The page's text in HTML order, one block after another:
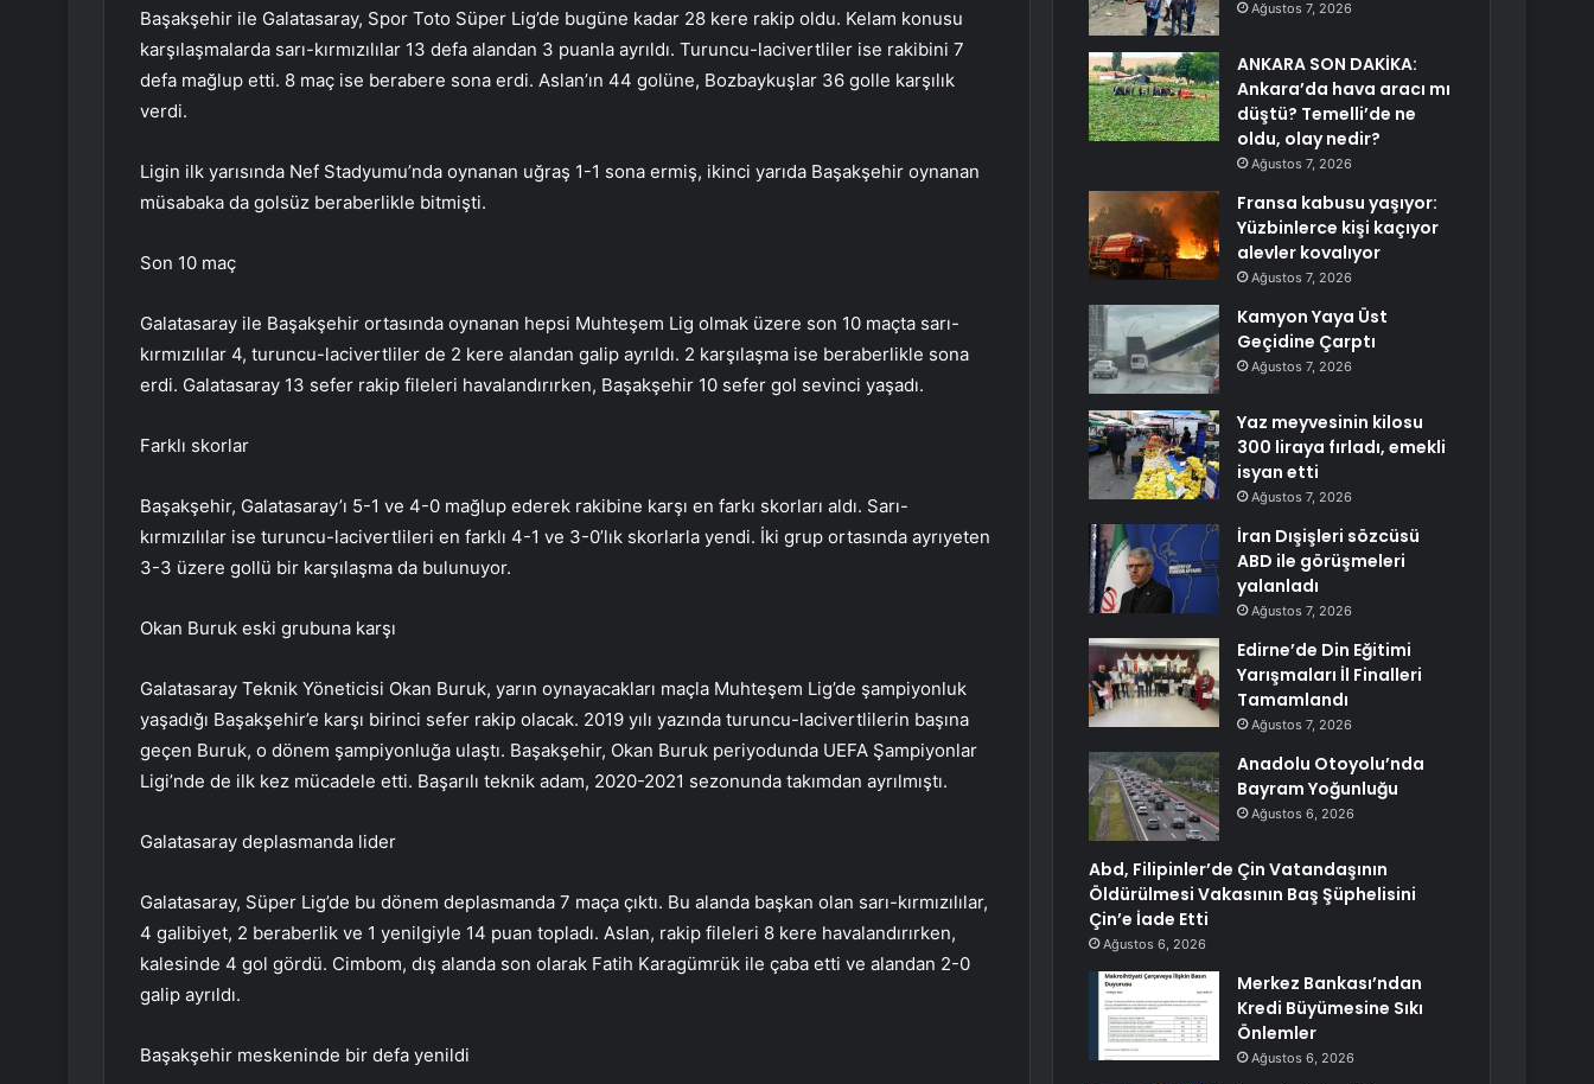
Başakşehir ile Galatasaray, Spor Toto Süper Lig’de bugüne kadar 28 kere rakip oldu. Kelam konusu
karşılaşmalarda sarı-kırmızılılar 13 defa alandan 3 puanla ayrıldı. Turuncu-lacivertliler ise rakibini 7
defa mağlup etti. 8 maç ise berabere sona erdi. Aslan’ın 44 golüne, Bozbaykuşlar 36 golle karşılık
verdi.
Ligin ilk yarısında Nef Stadyumu’nda oynanan uğraş 1-1 sona ermiş, ikinci yarıda Başakşehir oynanan
müsabaka da golsüz beraberlikle bitmişti.
Son 10 maç
Galatasaray ile Başakşehir ortasında oynanan hepsi Muhteşem Lig olmak üzere son 10 maçta sarı-
kırmızılılar 4, turuncu-lacivertliler de 2 kere alandan galip ayrıldı. 2 karşılaşma ise beraberlikle sona
erdi. Galatasaray 13 sefer rakip fileleri havalandırırken, Başakşehir 10 sefer gol sevinci yaşadı.
Farklı skorlar
Başakşehir, Galatasaray’ı 5-1 ve 4-0 mağlup ederek rakibine karşı en farkı skorları aldı. Sarı-
kırmızılılar ise turuncu-lacivertlileri en farklı 4-1 ve 3-0’lık skorlarla yendi. İki grup ortasında ayrıyeten
3-3 üzere gollü bir karşılaşma da bulunuyor.
Okan Buruk eski grubuna karşı
Galatasaray Teknik Yöneticisi Okan Buruk, yarın oynayacakları maçla Muhteşem Lig’de şampiyonluk
yaşadığı Başakşehir’e karşı birinci sefer rakip olacak. 2019 yılı yazında turuncu-lacivertlilerin başına
geçen Buruk, o dönem şampiyonluğa ulaştı. Başakşehir, Okan Buruk periyodunda UEFA Şampiyonlar
Ligi’nde de ilk kez mücadele etti. Başarılı teknik adam, 2020-2021 sezonunda takımdan ayrılmıştı.
Galatasaray deplasmanda lider
Galatasaray, Süper Lig’de bu dönem deplasmanda 7 maça çıktı. Bu alanda başkan olan sarı-kırmızılılar,
4 galibiyet, 2 beraberlik ve 1 yenilgiyle 14 puan topladı. Aslan, rakip fileleri 8 kere havalandırırken,
kalesinde 4 gol gördü. Cimbom, dış alanda son olarak Fatih Karagümrük ile çaba etti ve alandan 2-0
galip ayrıldı.
Başakşehir meskeninde bir defa yenildi
Ağustos 7, 2026
ANKARA SON DAKİKA:
Ankara’da hava aracı mı
düştü? Temelli’de ne
oldu, olay nedir?
Ağustos 7, 2026
Fransa kabusu yaşıyor:
Yüzbinlerce kişi kaçıyor
alevler kovalıyor
Ağustos 7, 2026
Kamyon Yaya Üst
Geçidine Çarptı
Ağustos 7, 2026
Yaz meyvesinin kilosu
300 liraya fırladı, emekli
isyan etti
Ağustos 7, 2026
İran Dışişleri sözcüsü
ABD ile görüşmeleri
yalanladı
Ağustos 7, 2026
Edirne’de Din Eğitimi
Yarışmaları İl Finalleri
Tamamlandı
Ağustos 7, 2026
Anadolu Otoyolu’nda
Bayram Yoğunluğu
Ağustos 6, 2026
Abd, Filipinler’de Çin Vatandaşının
Öldürülmesi Vakasının Baş Şüphelisini
Çin’e İade Etti
Ağustos 6, 2026
Merkez Bankası’ndan
Kredi Büyümesine Sıkı
Önlemler
Ağustos 6, 2026